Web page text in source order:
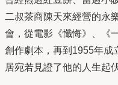
二叔茶商陳天來經營的永
會，從電影《懺悔》、《
創作劇本，再到1955年成
居宛若見證了他的人生起伏